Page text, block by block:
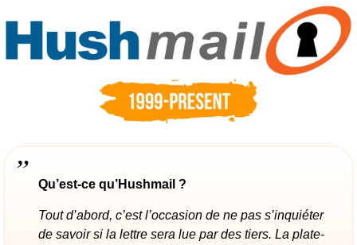
Qu’est-ce qu’Hushmail ?
Tout d’abord, c’est l’occasion de ne pas s’inquiéter
de savoir si la lettre sera lue par des tiers. La plate-